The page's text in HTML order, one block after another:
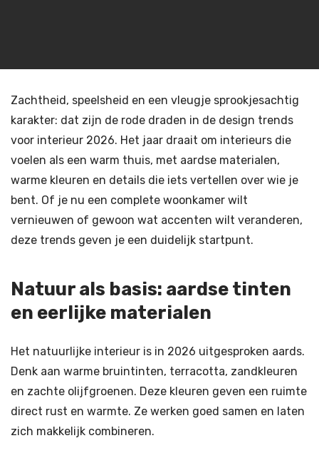
Zachtheid, speelsheid en een vleugje sprookjesachtig
karakter: dat zijn de rode draden in de design trends
voor interieur 2026. Het jaar draait om interieurs die
voelen als een warm thuis, met aardse materialen,
warme kleuren en details die iets vertellen over wie je
bent. Of je nu een complete woonkamer wilt
vernieuwen of gewoon wat accenten wilt veranderen,
deze trends geven je een duidelijk startpunt.
Natuur als basis: aardse tinten
en eerlijke materialen
Het natuurlijke interieur is in 2026 uitgesproken aards.
Denk aan warme bruintinten, terracotta, zandkleuren
en zachte olijfgroenen. Deze kleuren geven een ruimte
direct rust en warmte. Ze werken goed samen en laten
zich makkelijk combineren.